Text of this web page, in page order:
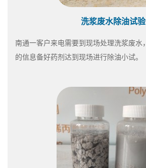
洗浆废水除油试验
南通一客户来电需要到现场处理洗浆废水
的信息备好药剂达到现场进行除油小试。